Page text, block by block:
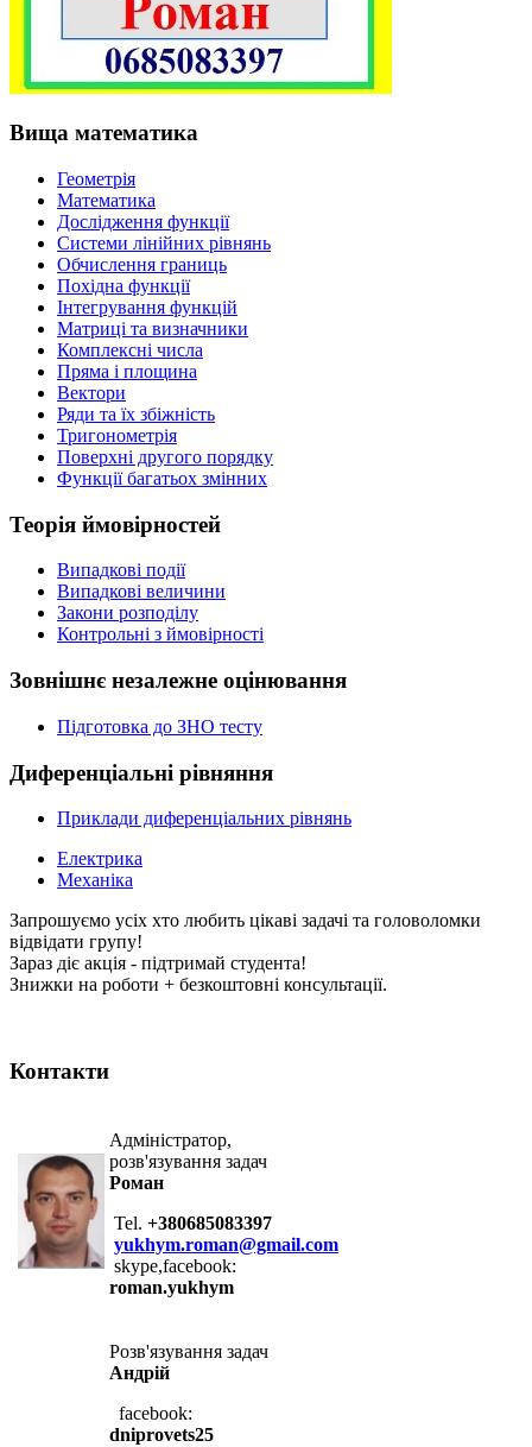
Вища математика
Геометрія
Математика
Дослідження функції
Системи лінійних рівнянь
Обчислення границь
Похідна функції
Інтегрування функцій
Матриці та визначники
Комплексні числа
Пряма і площина
Вектори
Ряди та їх збіжність
Тригонометрія
Поверхні другого порядку
Функції багатьох змінних
Теорія ймовірностей
Випадкові події
Випадкові величини
Закони розподілу
Контрольні з ймовірності
Зовнішнє незалежне оцінювання
Підготовка до ЗНО тесту
Диференціальні рівняння
Приклади диференціальних рівнянь
Електрика
Механіка
Запрошуємо усіх хто любить цікаві задачі та головоломки
відвідати групу!
Зараз діє акція - підтримай студента!
Знижки на роботи + безкоштовні консультації.
Контакти
Адміністратор,
розв'язування задач
Роман
Tel. +380685083397
yukhym.roman@gmail.com
skype,facebook:
roman.yukhym
Розв'язування задач
Андрій
facebook:
dniprovets25